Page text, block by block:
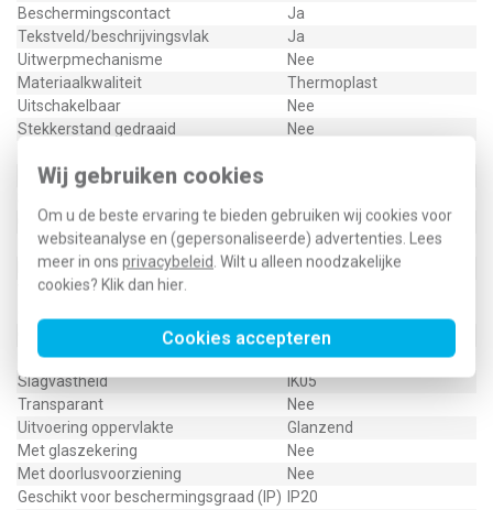
Wij gebruiken cookies
Om u de beste ervaring te bieden gebruiken wij cookies voor
websiteanalyse en (gepersonaliseerde) advertenties. Lees
meer in ons privacybeleid . Wilt u alleen noodzakelijke
cookies? Klik dan hier
Cookies accepteren
Beschermingscontact
Ja
Tekstveld/beschrijvingsvlak
Ja
Uitwerpmechanisme
Nee
Materiaalkwaliteit
Thermoplast
Uitschakelbaar
Nee
Stekkerstand gedraaid
Nee
Foutstroombeveiliging
Geïsoleerde montage
Ja
Materiaal
Kunststof
Bevestigingswijze
Klauw-/schroefbevestiging
Voor "verzwarende omstandigheden"
Overig
RAL-nummer (vergelijkbaar)
9010
Slagvastheid
IK05
Transparant
Nee
Uitvoering oppervlakte
Glanzend
Met glaszekering
Nee
Met doorlusvoorziening
Nee
Geschikt voor beschermingsgraad (IP)
IP20